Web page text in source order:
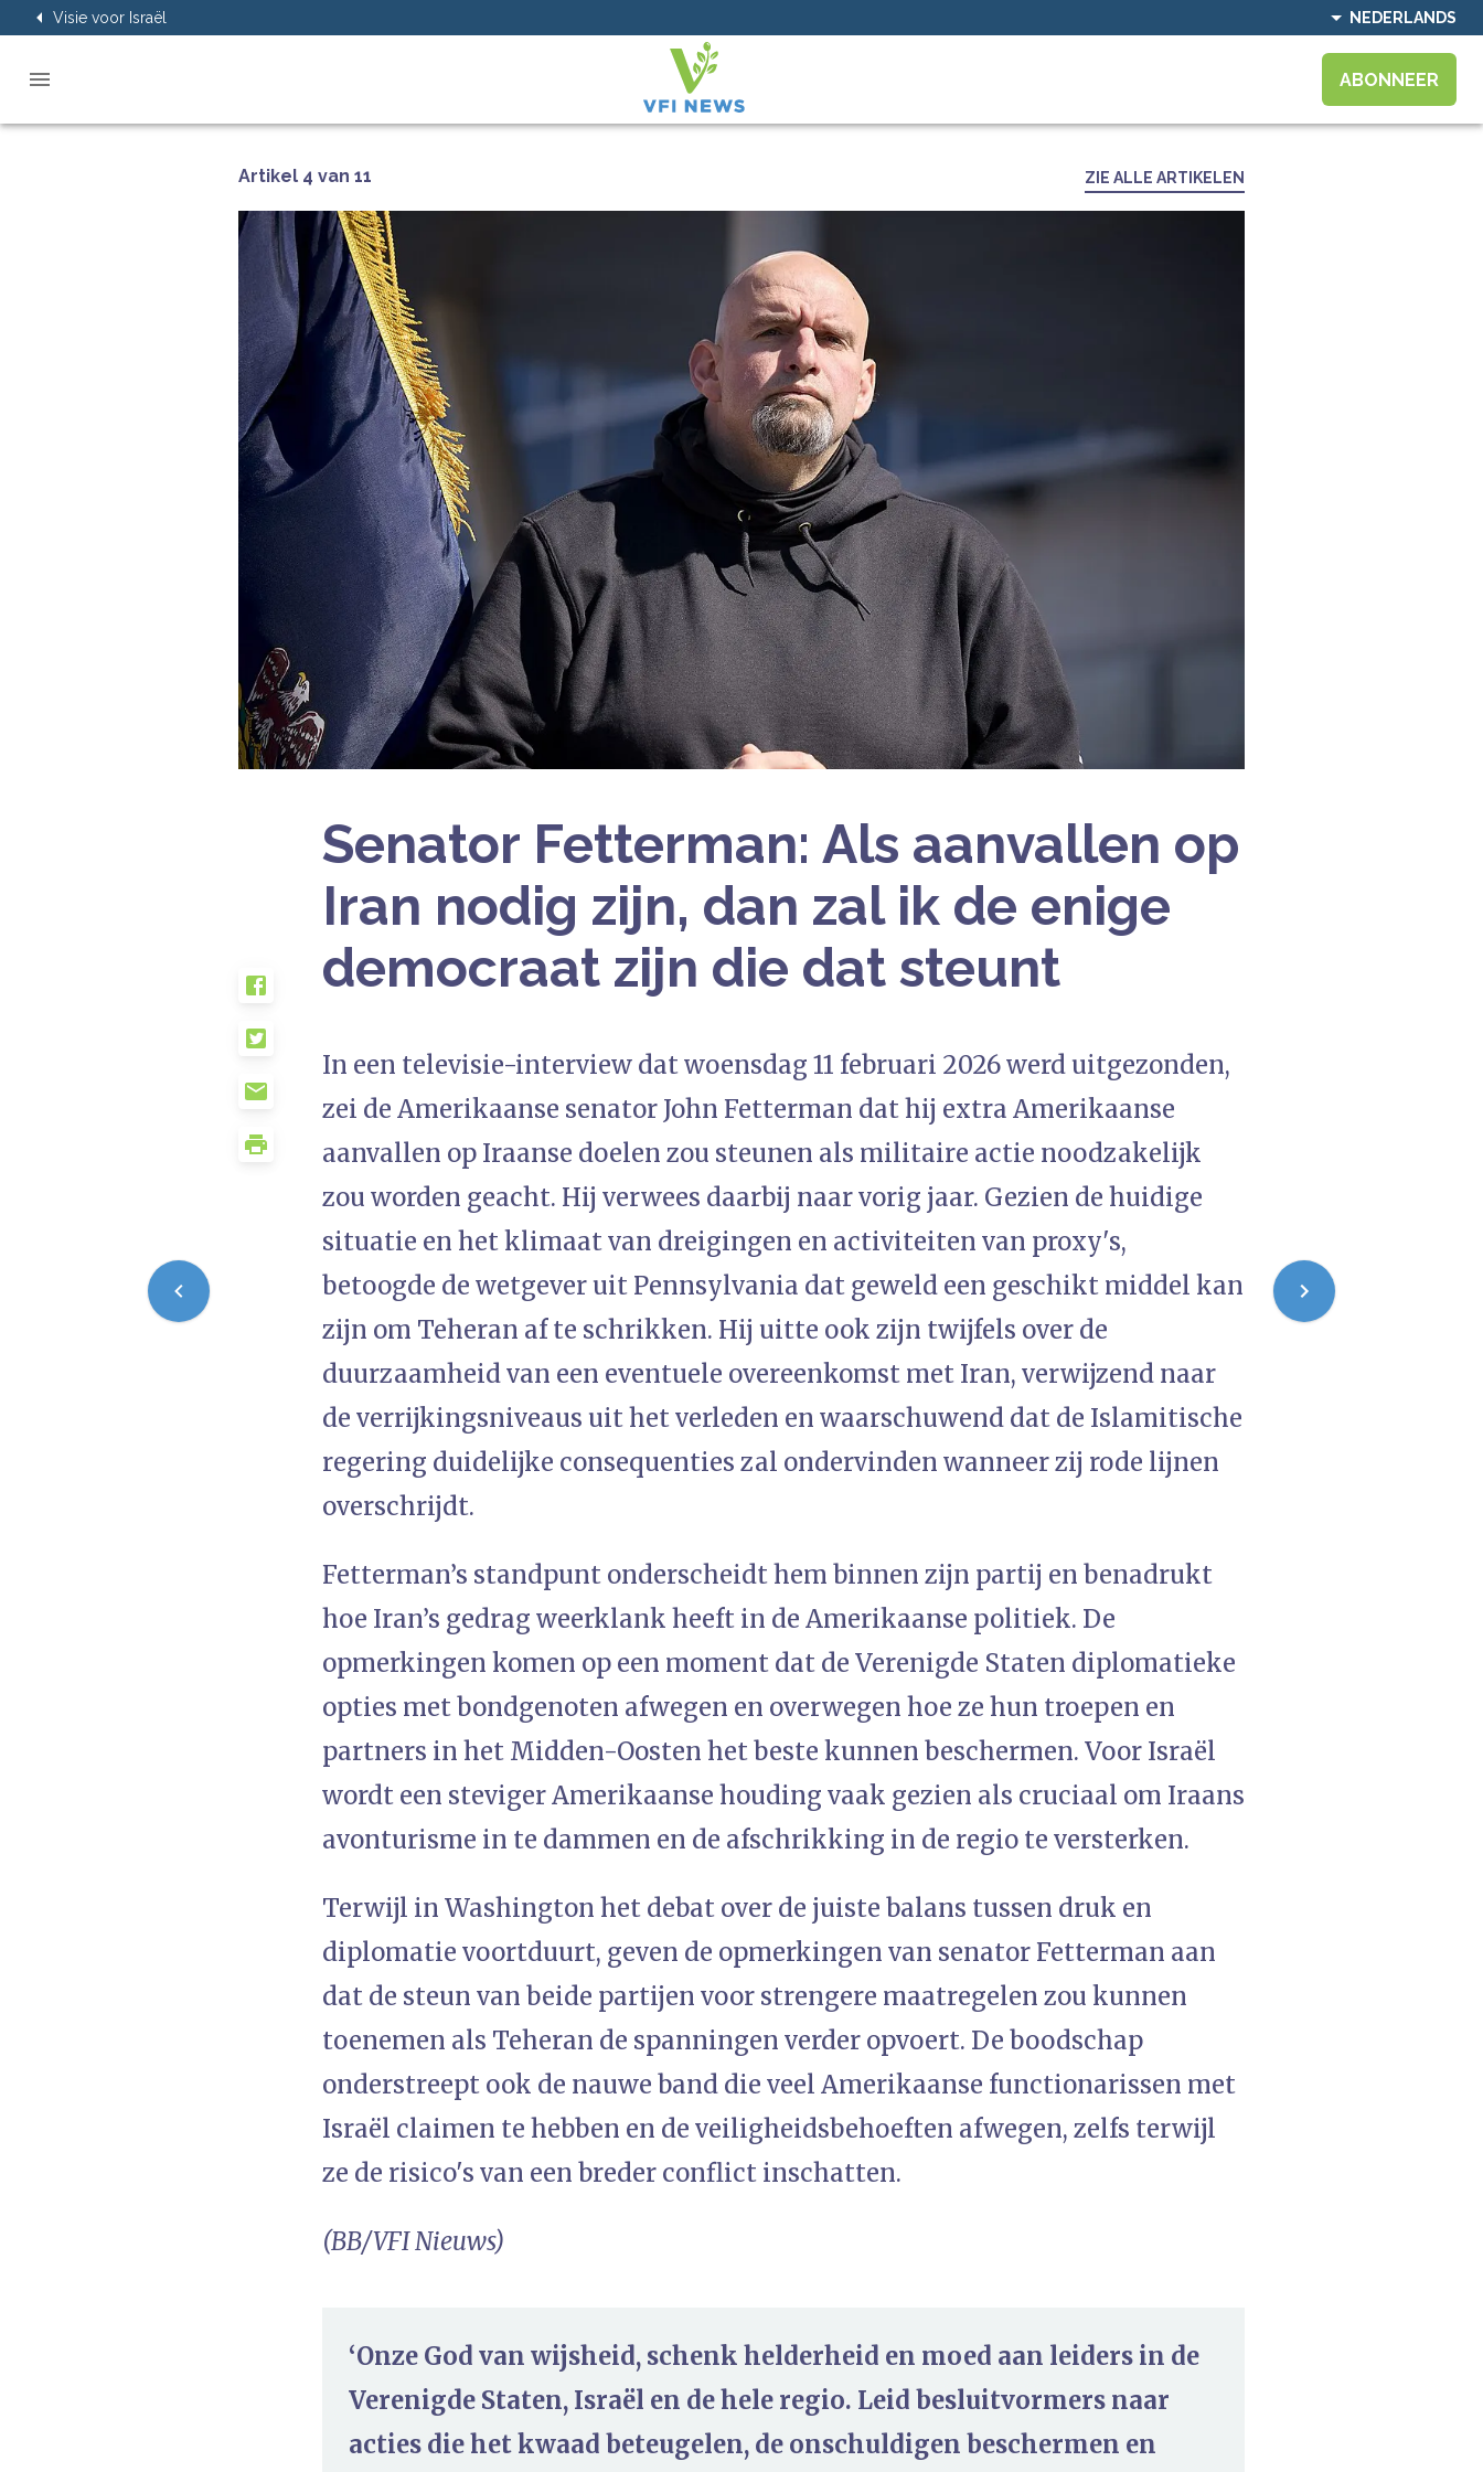
Visie voor Israël NEDERLANDS
ABONNEER
Artikel 4 van 11 ZIE ALLE ARTIKELEN
Senator Fetterman: Als aanvallen op
Iran nodig zijn, dan zal ik de enige
democraat zijn die dat steunt
In een televisie-interview dat woensdag 11 februari 2026 werd uitgezonden,
zei de Amerikaanse senator John Fetterman dat hij extra Amerikaanse
aanvallen op Iraanse doelen zou steunen als militaire actie noodzakelijk
zou worden geacht. Hij verwees daarbij naar vorig jaar. Gezien de huidige
situatie en het klimaat van dreigingen en activiteiten van proxy's,
betoogde de wetgever uit Pennsylvania dat geweld een geschikt middel kan
zijn om Teheran af te schrikken. Hij uitte ook zijn twijfels over de
duurzaamheid van een eventuele overeenkomst met Iran, verwijzend naar
de verrijkingsniveaus uit het verleden en waarschuwend dat de Islamitische
regering duidelijke consequenties zal ondervinden wanneer zij rode lijnen
overschrijdt.
Fetterman’s standpunt onderscheidt hem binnen zijn partij en benadrukt
hoe Iran’s gedrag weerklank heeft in de Amerikaanse politiek. De
opmerkingen komen op een moment dat de Verenigde Staten diplomatieke
opties met bondgenoten afwegen en overwegen hoe ze hun troepen en
partners in het Midden-Oosten het beste kunnen beschermen. Voor Israël
wordt een steviger Amerikaanse houding vaak gezien als cruciaal om Iraans
avonturisme in te dammen en de afschrikking in de regio te versterken.
Terwijl in Washington het debat over de juiste balans tussen druk en
diplomatie voortduurt, geven de opmerkingen van senator Fetterman aan
dat de steun van beide partijen voor strengere maatregelen zou kunnen
toenemen als Teheran de spanningen verder opvoert. De boodschap
onderstreept ook de nauwe band die veel Amerikaanse functionarissen met
Israël claimen te hebben en de veiligheidsbehoeften afwegen, zelfs terwijl
ze de risico's van een breder conflict inschatten.
(BB/VFI Nieuws)
‘Onze God van wijsheid, schenk helderheid en moed aan leiders in de
Verenigde Staten, Israël en de hele regio. Leid besluitvormers naar
acties die het kwaad beteugelen, de onschuldigen beschermen en